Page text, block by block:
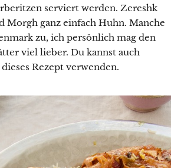
serviert werden. Zereshk
Morgh ganz einfach Huhn. Manche
zu, ich persönlich mag den
viel lieber. Du kannst auch
Rezept verwenden.
kleine Portion
in deinem Postfach?